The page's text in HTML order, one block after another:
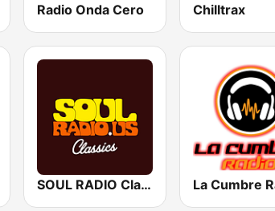
Radio Onda Cero Chilltrax
SOUL RADIO Classics La Cumbre